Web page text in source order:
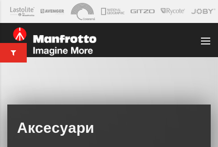
Аксесуари